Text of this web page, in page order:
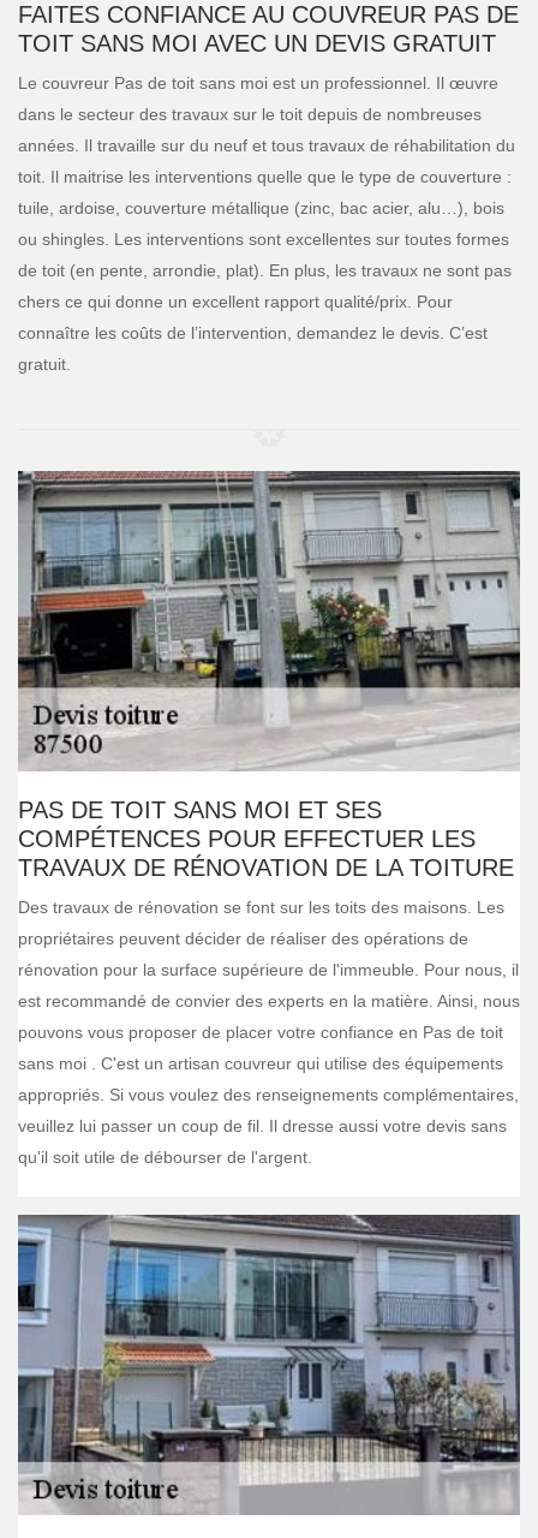
FAITES CONFIANCE AU COUVREUR PAS DE
TOIT SANS MOI AVEC UN DEVIS GRATUIT
Le couvreur Pas de toit sans moi est un professionnel. Il œuvre
dans le secteur des travaux sur le toit depuis de nombreuses
années. Il travaille sur du neuf et tous travaux de réhabilitation du
toit. Il maitrise les interventions quelle que le type de couverture :
tuile, ardoise, couverture métallique (zinc, bac acier, alu…), bois
ou shingles. Les interventions sont excellentes sur toutes formes
de toit (en pente, arrondie, plat). En plus, les travaux ne sont pas
chers ce qui donne un excellent rapport qualité/prix. Pour
connaître les coûts de l’intervention, demandez le devis. C’est
gratuit.
PAS DE TOIT SANS MOI ET SES
COMPÉTENCES POUR EFFECTUER LES
TRAVAUX DE RÉNOVATION DE LA TOITURE
Des travaux de rénovation se font sur les toits des maisons. Les
propriétaires peuvent décider de réaliser des opérations de
rénovation pour la surface supérieure de l'immeuble. Pour nous, il
est recommandé de convier des experts en la matière. Ainsi, nous
pouvons vous proposer de placer votre confiance en Pas de toit
sans moi . C'est un artisan couvreur qui utilise des équipements
appropriés. Si vous voulez des renseignements complémentaires,
veuillez lui passer un coup de fil. Il dresse aussi votre devis sans
qu'il soit utile de débourser de l'argent.